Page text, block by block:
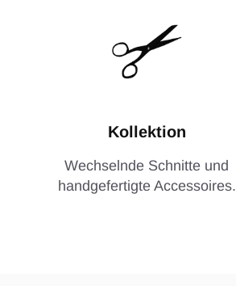
Kollektion
Wechselnde Schnitte und
handgefertigte Accessoires.